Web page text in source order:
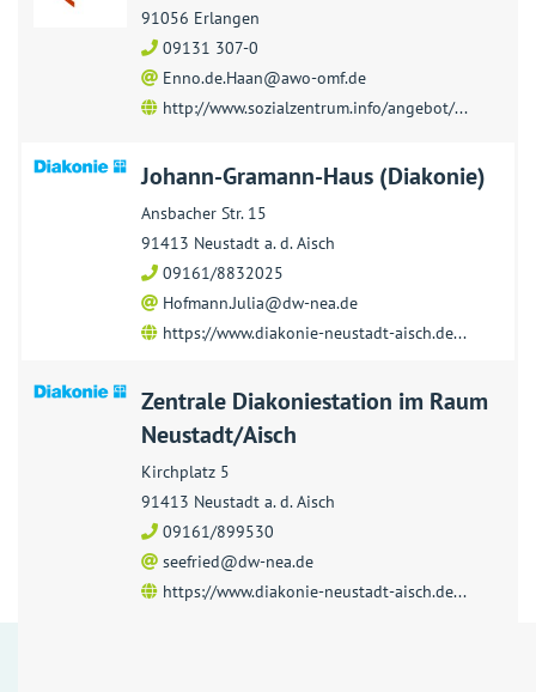
91056 Erlangen
09131 307-0
Enno.de.Haan@awo-omf.de
http://www.sozialzentrum.info/angebot/...
Johann-Gramann-Haus (Diakonie)
Ansbacher Str. 15
91413 Neustadt a. d. Aisch
09161/8832025
Hofmann.Julia@dw-nea.de
https://www.diakonie-neustadt-aisch.de...
Zentrale Diakoniestation im Raum
Neustadt/Aisch
Kirchplatz 5
91413 Neustadt a. d. Aisch
09161/899530
seefried@dw-nea.de
https://www.diakonie-neustadt-aisch.de...